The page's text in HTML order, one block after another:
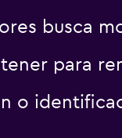
busca
para
o